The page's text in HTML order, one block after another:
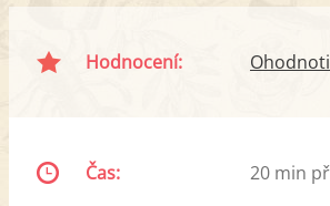
Hodnocení:
Čas: 20 min